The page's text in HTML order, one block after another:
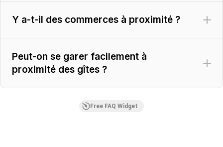
Y a-t-il des commerces à proximité ?
Peut-on se garer facilement à
proximité des gîtes ?
Free FAQ Widget